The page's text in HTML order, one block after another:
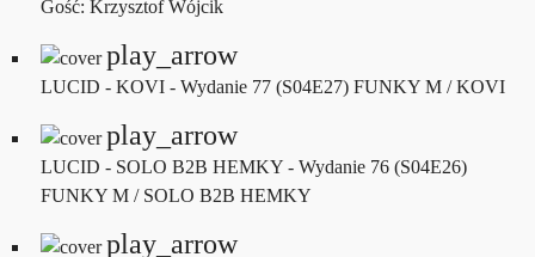
Gość: Krzysztof Wójcik
play_arrow
LUCID - KOVI - Wydanie 77 (S04E27) FUNKY M / KOVI
play_arrow
LUCID - SOLO B2B HEMKY - Wydanie 76 (S04E26)
FUNKY M / SOLO B2B HEMKY
play_arrow